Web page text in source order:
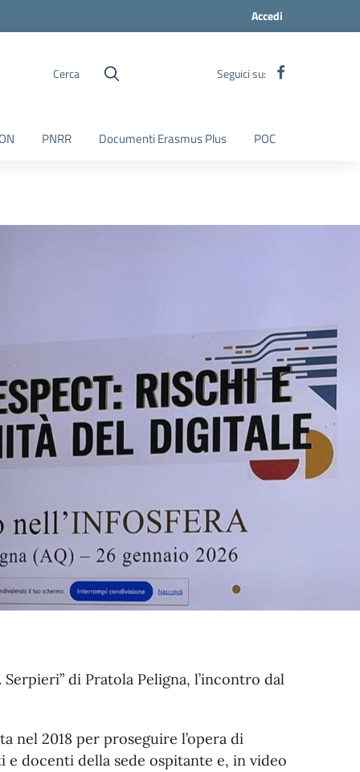
Accedi
Cerca Seguici su:
PNRR Documenti Erasmus Plus POC
di Pratola Peligna, l’incontro dal
nel 2018 per proseguire l’opera di
docenti della sede ospitante e, in video